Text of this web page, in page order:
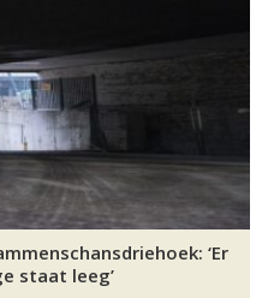
‘Er
staat leeg’